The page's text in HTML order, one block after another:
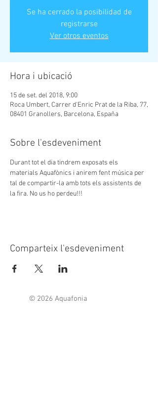
Se ha cerrado la posibilidad de
registrarse
Ver otros eventos
Hora i ubicació
15 de set. del 2018, 9:00
Roca Umbert, Carrer d'Enric Prat de la Riba, 77,
08401 Granollers, Barcelona, España
Sobre l'esdeveniment
Durant tot el dia tindrem exposats els
materials Aquafònics i anirem fent música per
tal de compartir-la amb tots els assistents de
la fira. No us ho perdeu!!!
Comparteix l'esdeveniment
© 2026 Aquafonia